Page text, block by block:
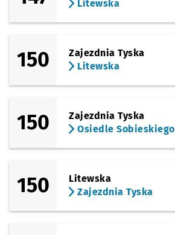
Litewska
150
Zajezdnia Tyska
Litewska
150
Zajezdnia Tyska
Osiedle Sobieskiego
150
Litewska
Zajezdnia Tyska